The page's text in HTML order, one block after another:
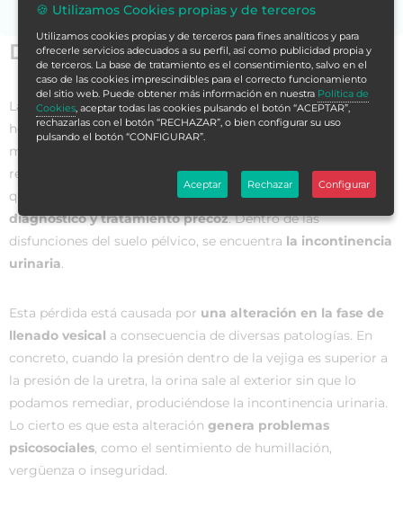
Datos generales
Las alteraciones del suelo pélvicosiguen siendo, a día de
hoy, un tema tabú en nuestra sociedad. Se estima que, al
menos,
relacionada con el suelo pélvico, pero son pocos los casos
que salen a la luz, a pesar de la importancia que tienenun
diagnóstico y tratamiento precoz. Dentro de las
disfunciones del suelo pélvico, se encuentra la incontinencia
urinaria.
Esta pérdida está causada por una alteración en la fase de
llenado vesical a consecuencia de diversas patologías. En
concreto, cuando la presión dentro de la vejiga es superior a
la presión de la uretra, la orina sale al exterior sin que lo
podamos remediar, produciéndose la incontinencia urinaria.
Lo cierto es que esta alteración genera problemas
psicosociales, como el sentimiento de humillación,
vergüenza o inseguridad.
🍪 Utilizamos Cookies propias y de terceros
Utilizamos cookies propias y de terceros para fines analíticos y para
ofrecerle servicios adecuados a su perfil, así como publicidad propia y
de terceros. La base de tratamiento es el consentimiento, salvo en el
caso de las cookies imprescindibles para el correcto funcionamiento
del sitio web. Puede obtener más información en nuestra Política de
Cookies , aceptar todas las cookies pulsando el botón “ACEPTAR”,
rechazarlas con el botón “RECHAZAR”, o bien configurar su uso
pulsando el botón “CONFIGURAR”.
Aceptar Rechazar Configurar